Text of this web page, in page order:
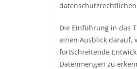
Die Einführung in das
einen Ausblick darauf,
fortschreitende
Datenmengen zu